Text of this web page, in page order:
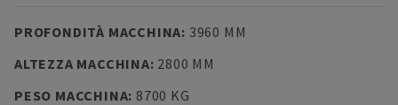
PROFONDITÀ MACCHINA: 3960 MM
ALTEZZA MACCHINA: 2800 MM
PESO MACCHINA: 8700 KG